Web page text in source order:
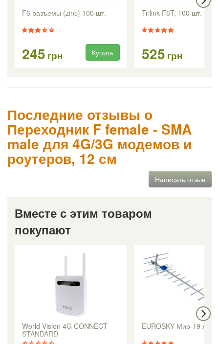
F6 разъемы (zinc) 100 шт.
245 грн Купить
Trilink F6T, 100 шт.
525 грн
Последние отзывы о
Переходник F female - SMA
male для 4G/3G модемов и
роутеров, 12 см
Написать отзыв
Вместе с этим товаром
покупают
World Vision 4G CONNECT
STANDARD
EUROSKY Мир-19